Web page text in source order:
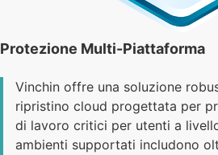
Protezione Multi-Piattaforma
Vinchin offre una soluzione
ripristino cloud progettata per
di lavoro critici per utenti a
ambienti supportati includono